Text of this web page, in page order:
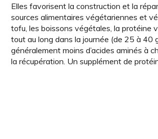
Elles favorisent la construction et la
sources alimentaires végétariennes et
tofu, les boissons végétales, la protéine
tout au long dans la journée (de 25 à 40
généralement moins d’aci­des aminés à
la récupération. Un supplément de